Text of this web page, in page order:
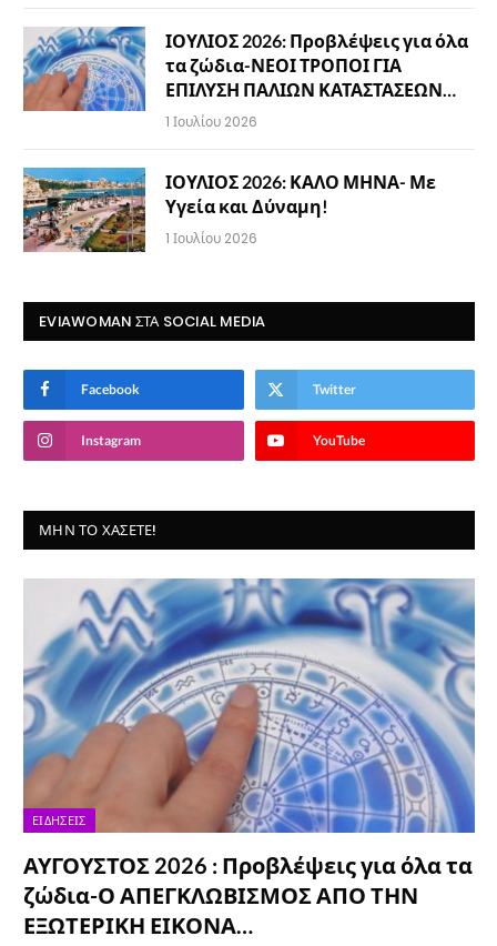
ΙΟΥΛΙΟΣ 2026: Προβλέψεις για όλα
τα ζώδια-ΝΕΟΙ ΤΡΟΠΟΙ ΓΙΑ
ΕΠΙΛΥΣΗ ΠΑΛΙΩΝ ΚΑΤΑΣΤΑΣΕΩΝ…
1 Ιουλίου 2026
ΙΟΥΛΙΟΣ 2026: ΚΑΛΟ ΜΗΝΑ- Με
Υγεία και Δύναμη!
1 Ιουλίου 2026
EVIAWOMAN ΣΤΑ SOCIAL MEDIA
Facebook Twitter
Instagram YouTube
ΜΗΝ ΤΟ ΧΆΣΕΤΕ!
ΕΙΔΉΣΕΙΣ
ΑΥΓΟΥΣΤΟΣ 2026 : Προβλέψεις για όλα τα
ζώδια-Ο ΑΠΕΓΚΛΩΒΙΣΜΟΣ ΑΠΟ ΤΗΝ
ΕΞΩΤΕΡΙΚΗ ΕΙΚΟΝΑ…